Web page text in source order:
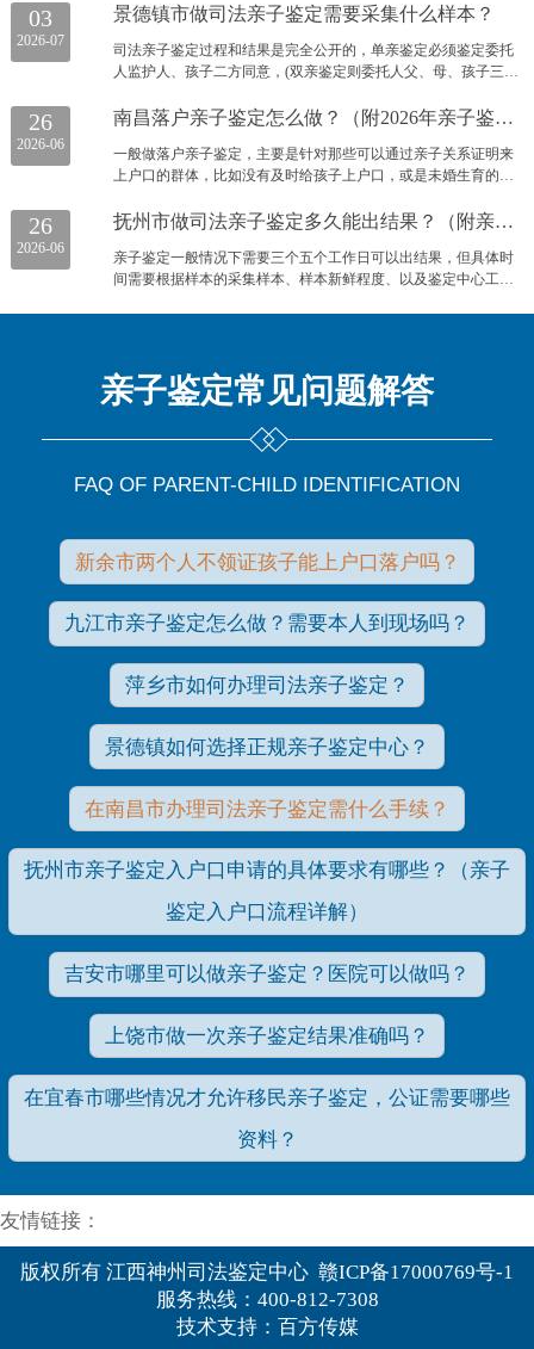
手续的缺失，他们需要做亲子鉴定来证明他们的孩子和父母之间
移到一个户口和转移到一个户口是一样的。需要有法律效力的司
法亲子鉴定。下面详细介绍一下如何做好亲子鉴定户口迁移的相
03
2026-07
景德镇市做司法亲子鉴定需要采集什么样本？
司法亲子鉴定过程和结果是完全公开的，单亲鉴定必须鉴定委托
人监护人、孩子二方同意，(双亲鉴定则委托人父、母、孩子三方
证，户口本等，由鉴定中心员工现场取样，并且有工作人员现场
堂证供。
26
2026-06
南昌落户亲子鉴定怎么做？（附2026年亲子鉴定收费标准）
一般做落户亲子鉴定，主要是针对那些可以通过亲子关系证明来
上户口的群体，比如没有及时给孩子上户口，或是未婚生育的孩
以，那么非婚生子怎么上户?
26
2026-06
抚州市做司法亲子鉴定多久能出结果？（附亲子鉴定流程讲解）
亲子鉴定一般情况下需要三个五个工作日可以出结果，但具体时
间需要根据样本的采集样本、样本新鲜程度、以及鉴定中心工作
亲子鉴定常见问题解答
FAQ OF PARENT-CHILD IDENTIFICATION
新余市两个人不领证孩子能上户口落户吗？
九江市亲子鉴定怎么做？需要本人到现场吗？
萍乡市如何办理司法亲子鉴定？
景德镇如何选择正规亲子鉴定中心？
在南昌市办理司法亲子鉴定需什么手续？
抚州市亲子鉴定入户口申请的具体要求有哪些？（亲子
鉴定入户口流程详解）
吉安市哪里可以做亲子鉴定？医院可以做吗？
上饶市做一次亲子鉴定结果准确吗？
在宜春市哪些情况才允许移民亲子鉴定，公证需要哪些
资料？
友情链接：
版权所有 江西神州司法鉴定中心 赣ICP备17000769号-1
服务热线：400-812-7308
技术支持：百方传媒